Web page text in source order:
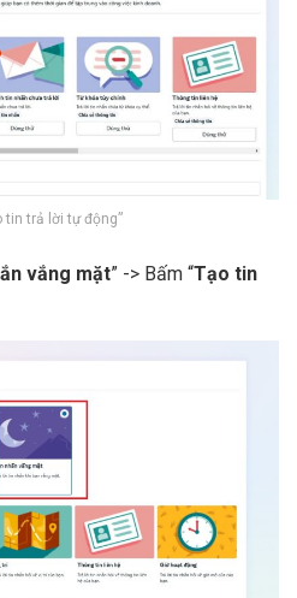
tin trả lời tự động”
vắng mặt” -> Bấm “Tạo tin